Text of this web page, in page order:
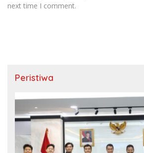
next time I comment.
Peristiwa